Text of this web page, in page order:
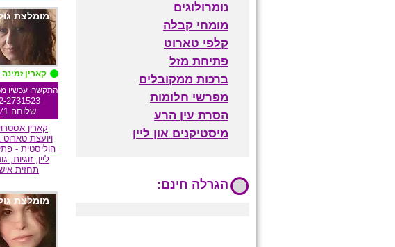
מומלצת
קארין
התקשרו עכשיו
2731523
שלוחה 271
קארין
ויועצת
הוליסטית -
ליין, זוגיות,
תחזית
מומלצת
נומרולוגים
מומחי קבלה
קלפי טארוט
פתיחת מזל
ברכות ממקובלים
מפרשי חלומות
הסרת עין הרע
מיסטיקנים און ליין
הגרלה חינם: